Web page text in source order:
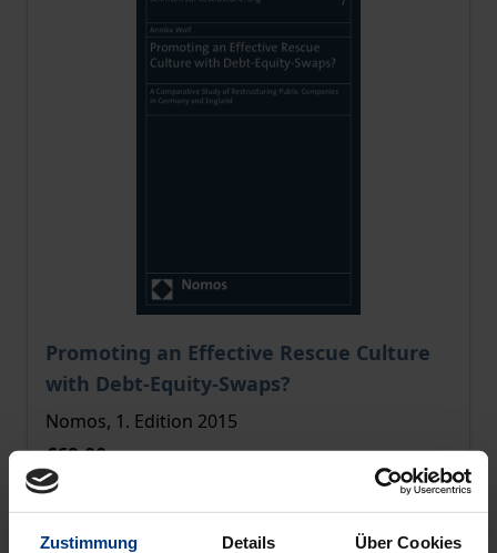
Zustimmung Details Über Cookies
Promoting an Effective Rescue Culture
with Debt-Equity-Swaps?
The price depends on the options chosen on the
Nomos, 1. Edition 2015
€69.00
incl. VAT